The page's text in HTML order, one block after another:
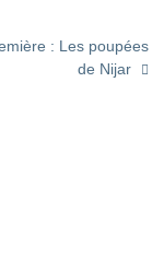
: Les poupées
de Nijar